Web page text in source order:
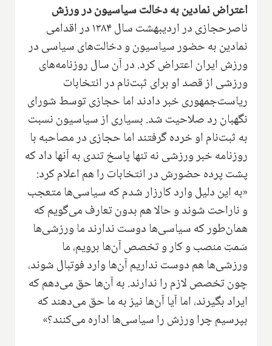
اعتراض نمادین به دخالت سیاسیون در ورزش
ناصرحجازی در اردیبهشت سال ۱۳۸۴ در اقدامی
نمادین به حضور سیاسیون و دخالت‌های سیاسی در
ورزش ایران اعتراض کرد. در آن سال روزنامه‌های
ورزشی از قصد او برای ثبت‌نام در انتخابات
ریاست‌جمهوری خبر دادند اما حجازی توسط شورای
نگهبان رد صلاحیت شد. بسیاری از سیاسیون نسبت
به ثبت‌نام او خرده گرفتند اما حجازی در مصاحبه با
روزنامه خبر ورزشی نه تنها پاسخ تندی به آنها داد که
پشت پرده حضورش در انتخابات را هم اعلام کرد:
«به این دلیل وارد کارزار شدم که سیاسی‌ها متعجب
و ناراحت شوند و حالا هم بدون تعارف می‌گویم که
همان‌طور که سیاسی‌ها دوست ندارند ما ورزشی‌ها
سَمتِ منصب و کار و تخصص آن‌ها برویم، ما
ورزشی‌ها هم دوست نداریم آن‌ها وارد فوتبال شوند،
چون تخصص لازم را ندارند. به آن‌ها حق می‌دهم که
ایراد بگیرند، اما آیا آن‌ها نیز به ما حق می‌دهند که
بپرسیم چرا ورزش را سیاسی‌ها اداره می‌کنند؟»